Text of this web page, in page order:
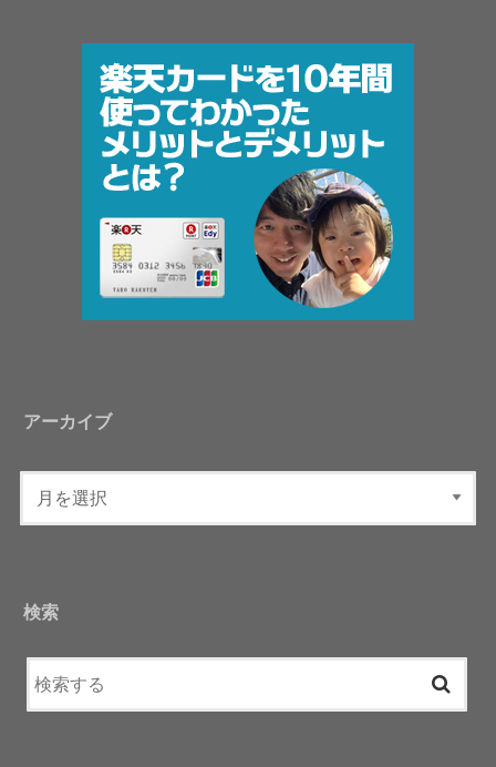
アーカイブ
検索